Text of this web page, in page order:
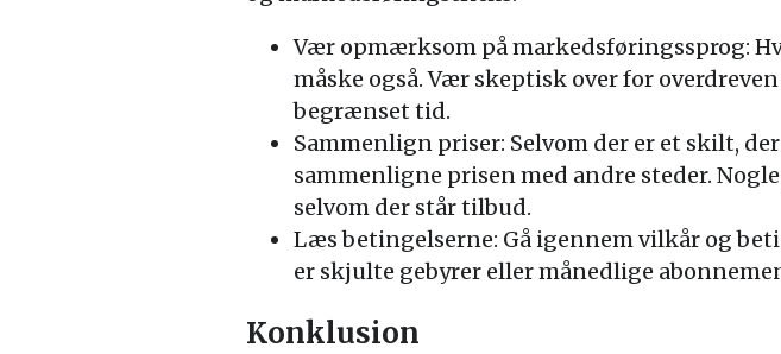
Vær opmærksom på markedsføringssprog:
måske også. Vær skeptisk over for
begrænset tid.
Sammenlign priser: Selvom der er et skilt,
sammenligne prisen med andre steder.
selvom der står tilbud.
Læs betingelserne: Gå igennem vilkår og
er skjulte gebyrer eller månedlige
Konklusion